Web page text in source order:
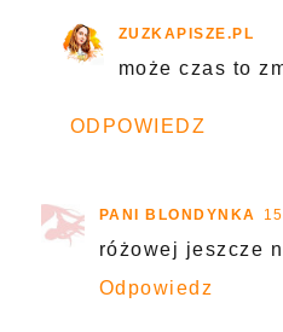
ZUZKAPISZE.PL
może czas to
ODPOWIEDZ
PANI BLONDYNKA
różowej jeszcze
Odpowiedz